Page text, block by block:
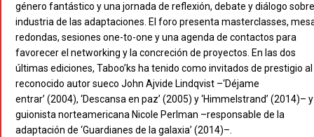
género fantástico y una jornada de reflexión, debate y diálogo
industria de las adaptaciones. El foro presenta masterclasses,
redondas, sesiones one-to-one y una agenda de contactos para
favorecer el networking y la concreción de proyectos. En las dos
últimas ediciones, Taboo’ks ha tenido como invitados de prestigio al
reconocido autor sueco John Ajvide Lindqvist –‘Déjame
entrar’ (2004), ‘Descansa en paz’ (2005) y ‘Himmelstrand’ (2014)–
guionista norteamericana Nicole Perlman –responsable de la
adaptación de ‘Guardianes de la galaxia’ (2014)–.